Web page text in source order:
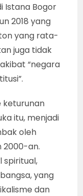
Istana Bogor
2018 yang
yang rata-
juga tidak
“negara
keturunan
itu, menjadi
oleh
2000-an.
spiritual,
yang
dan